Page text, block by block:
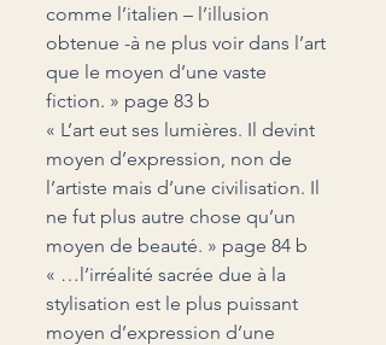
comme l’italien – l’illusion
obtenue -à ne plus voir dans l’art
que le moyen d’une vaste
fiction. » page 83 b
« L’art eut ses lumières. Il devint
moyen d’expression, non de
l’artiste mais d’une civilisation. Il
ne fut plus autre chose qu’un
moyen de beauté. » page 84 b
« …l’irréalité sacrée due à la
stylisation est le plus puissant
moyen d’expression d’une